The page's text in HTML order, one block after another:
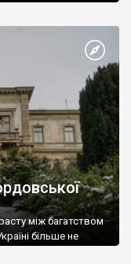
між багатством
більше не